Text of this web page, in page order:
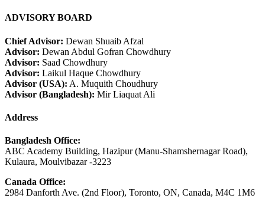
ADVISORY BOARD
Chief Advisor: Dewan Shuaib Afzal
Advisor: Dewan Abdul Gofran Chowdhury
Advisor: Saad Chowdhury
Advisor: Laikul Haque Chowdhury
Advisor (USA): A. Muquith Choudhury
Advisor (Bangladesh): Mir Liaquat Ali
Address
Bangladesh Office:
ABC Academy Building, Hazipur (Manu-Shamshernagar Road),
Kulaura, Moulvibazar -3223
Canada Office:
2984 Danforth Ave. (2nd Floor), Toronto, ON, Canada, M4C 1M6